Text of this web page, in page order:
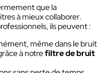
que la
à mieux collaborer.
ils peuvent :
même dans le bruit
à notrefiltre de bruit